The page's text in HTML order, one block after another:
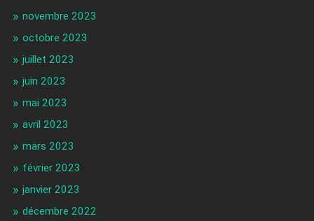
novembre 2023
octobre 2023
juillet 2023
juin 2023
mai 2023
avril 2023
mars 2023
février 2023
janvier 2023
décembre 2022